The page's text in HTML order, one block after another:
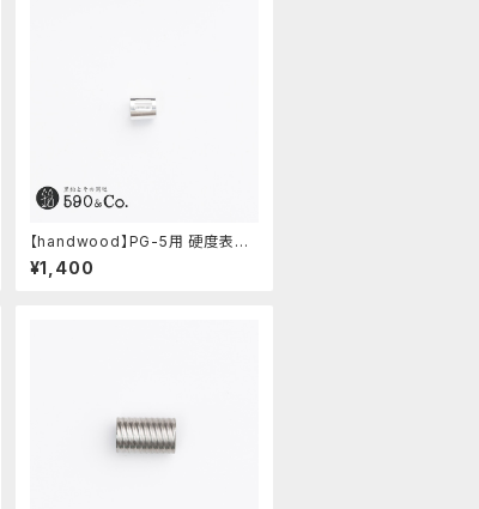
【handwood】PG-5用 硬度表示
窓 (アルミ/長方形)
¥1,400